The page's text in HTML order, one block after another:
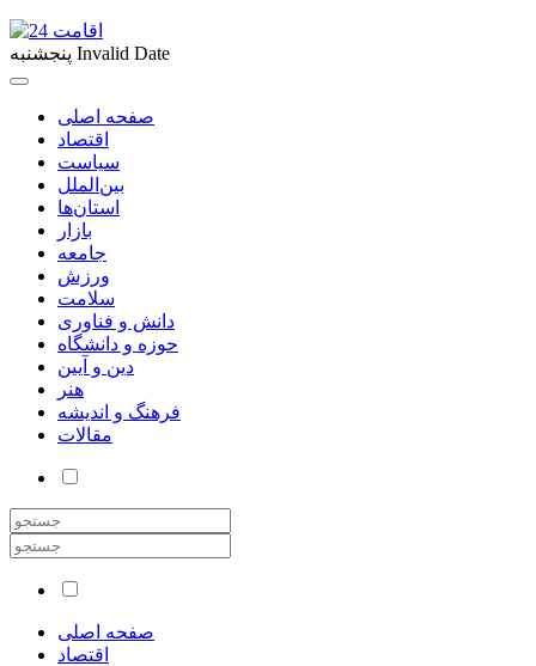
پنجشنبه Invalid Date
صفحه اصلی
اقتصاد
سیاست
بین‌الملل
استان‌ها
بازار
جامعه
ورزش
سلامت
دانش و فناوری
حوزه و دانشگاه
دین و آیین
هنر
فرهنگ و اندیشه
مقالات
صفحه اصلی
اقتصاد